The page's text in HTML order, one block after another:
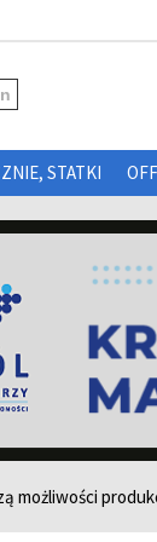
STATKI
możliwości